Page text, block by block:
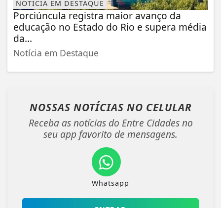
NOTICIA EM DESTAQUE
Porciúncula registra maior avanço da
educação no Estado do Rio e supera média
da...
Notícia em Destaque
NOSSAS NOTÍCIAS NO CELULAR
Receba as notícias do Entre Cidades no
seu app favorito de mensagens.
Whatsapp